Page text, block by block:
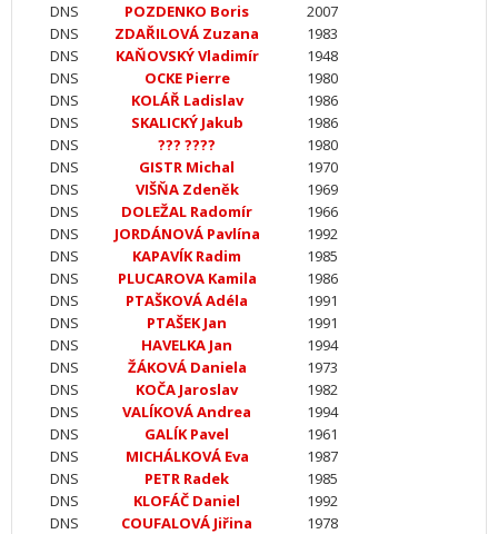
DNS
POZDENKO Boris
2007
DNS
ZDAŘILOVÁ Zuzana
1983
DNS
KAŇOVSKÝ Vladimír
1948
DNS
OCKE Pierre
1980
DNS
KOLÁŘ Ladislav
1986
DNS
SKALICKÝ Jakub
1986
DNS
??? ????
1980
DNS
GISTR Michal
1970
DNS
VIŠŇA Zdeněk
1969
DNS
DOLEŽAL Radomír
1966
DNS
JORDÁNOVÁ Pavlína
1992
DNS
KAPAVÍK Radim
1985
DNS
PLUCAROVA Kamila
1986
DNS
PTAŠKOVÁ Adéla
1991
DNS
PTAŠEK Jan
1991
DNS
HAVELKA Jan
1994
DNS
ŽÁKOVÁ Daniela
1973
DNS
KOČA Jaroslav
1982
DNS
VALÍKOVÁ Andrea
1994
DNS
GALÍK Pavel
1961
DNS
MICHÁLKOVÁ Eva
1987
DNS
PETR Radek
1985
DNS
KLOFÁČ Daniel
1992
DNS
COUFALOVÁ Jiřina
1978